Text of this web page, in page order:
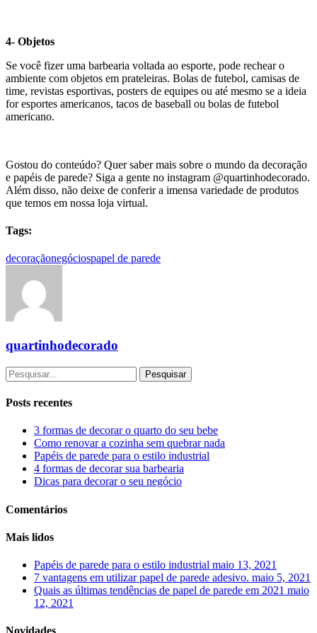
4- Objetos
Se você fizer uma barbearia voltada ao esporte, pode rechear o
ambiente com objetos em prateleiras. Bolas de futebol, camisas de
time, revistas esportivas, posters de equipes ou até mesmo se a ideia
for esportes americanos, tacos de baseball ou bolas de futebol
americano.
Gostou do conteúdo? Quer saber mais sobre o mundo da decoração
e papéis de parede? Siga a gente no instagram @quartinhodecorado.
Além disso, não deixe de conferir a imensa variedade de produtos
que temos em nossa loja virtual.
Tags:
decoraçãonegóciospapel de parede
quartinhodecorado
Pesquisar
Posts recentes
3 formas de decorar o quarto do seu bebe
Como renovar a cozinha sem quebrar nada
Papéis de parede para o estilo industrial
4 formas de decorar sua barbearia
Dicas para decorar o seu negócio
Comentários
Mais lidos
Papéis de parede para o estilo industrial maio 13, 2021
7 vantagens em utilizar papel de parede adesivo. maio 5, 2021
Quais as últimas tendências de papel de parede em 2021 maio
12, 2021